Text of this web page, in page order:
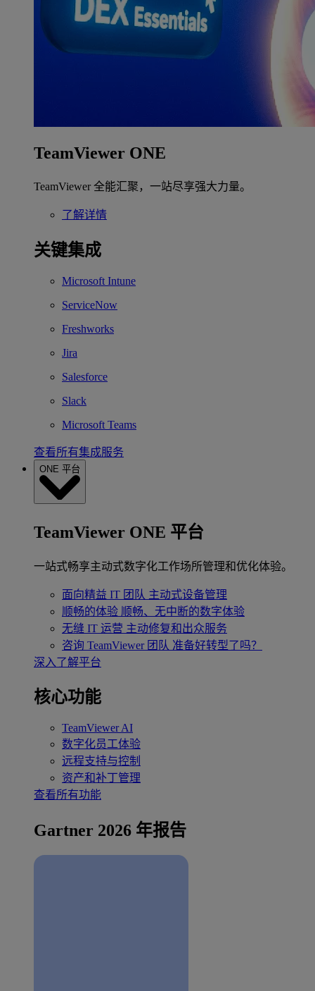
TeamViewer ONE
TeamViewer 全能汇聚，一站尽享强大力量。
了解详情
关键集成
Microsoft Intune
ServiceNow
Freshworks
Jira
Salesforce
Slack
Microsoft Teams
查看所有集成服务
ONE 平台
TeamViewer ONE 平台
一站式畅享主动式数字化工作场所管理和优化体验。
面向精益 IT 团队 主动式设备管理
顺畅的体验 顺畅、无中断的数字体验
无缝 IT 运营 主动修复和出众服务
咨询 TeamViewer 团队 准备好转型了吗？
深入了解平台
核心功能
TeamViewer AI
数字化员工体验
远程支持与控制
资产和补丁管理
查看所有功能
Gartner 2026 年报告